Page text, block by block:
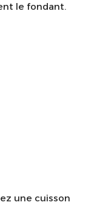
le fondant.
une cuisson